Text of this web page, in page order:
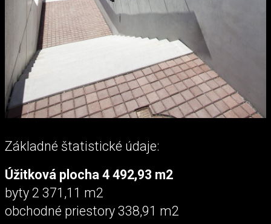
Základné štatistické údaje:
Úžitková plocha 4 492,93 m2
byty 2 371,11 m2
obchodné priestory 338,91 m2